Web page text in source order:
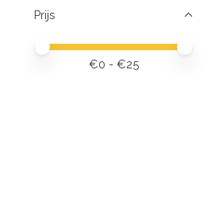
Prijs
Minimale prijswaarde
Price maximum value
€0 - €25